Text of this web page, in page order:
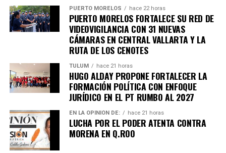
Recibe las noticias al instante
Únete al canal oficial de WhatsApp de
importantes de Quintana Roo directamente
en tu teléfono.
PUERTO MORELOS hace 22 horas
PUERTO MORELOS FORTALECE SU RED DE
VIDEOVIGILANCIA CON 31 NUEVAS
CÁMARAS EN CENTRAL VALLARTA Y LA
RUTA DE LOS CENOTES
TULUM hace 21 horas
HUGO ALDAY PROPONE FORTALECER LA
FORMACIÓN POLÍTICA CON ENFOQUE
JURÍDICO EN EL PT RUMBO AL 2027
EN LA OPINIÓN DE: hace 21 horas
LUCHA POR EL PODER ATENTA CONTRA
MORENA EN Q.ROO